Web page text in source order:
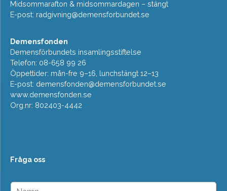
Midsommarafton & midsommardagen – stängt
E-post: radgivning@demensforbundet.se
Demensfonden
Demensförbundets insamlingsstiftelse
Telefon: 08-658 99 26
Öppettider: mån-fre 9–16, lunchstängt 12–13
E-post: demensfonden@demensforbundet.se
www.demensfonden.se
Org.nr: 802403-4442
Fråga oss
N